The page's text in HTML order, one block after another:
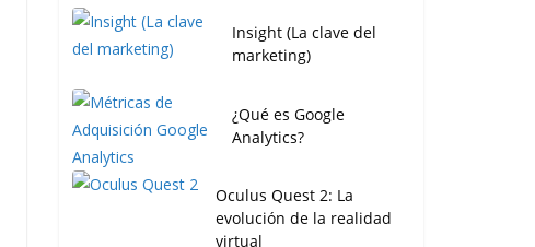
Insight (La clave del
marketing)
¿Qué es Google
Analytics?
Oculus Quest 2: La
evolución de la realidad
virtual